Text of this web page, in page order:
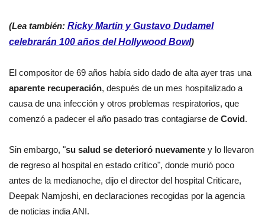
(Lea también: Ricky Martin y Gustavo Dudamel
celebrarán 100 años del Hollywood Bowl)
El compositor de 69 años había sido dado de alta ayer tras una
aparente recuperación, después de un mes hospitalizado a
causa de una infección y otros problemas respiratorios, que
comenzó a padecer el año pasado tras contagiarse de Covid.
Sin embargo, "su salud se deterioró nuevamente y lo llevaron
de regreso al hospital en estado crítico", donde murió poco
antes de la medianoche, dijo el director del hospital Criticare,
Deepak Namjoshi, en declaraciones recogidas por la agencia
de noticias india ANI.